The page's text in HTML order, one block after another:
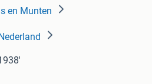
en Munten